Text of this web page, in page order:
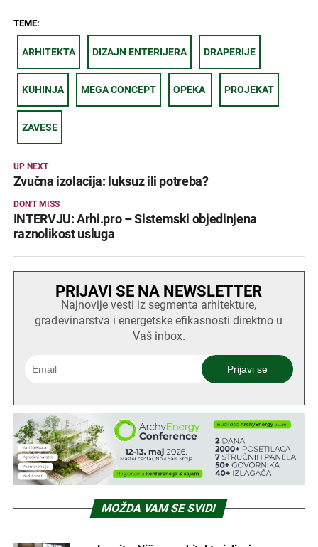
TEME:
ARHITEKTA DIZAJN ENTERIJERA DRAPERIJE
KUHINJA MEGA CONCEPT OPEKA PROJEKAT
ZAVESE
UP NEXT
Zvučna izolacija: luksuz ili potreba?
DON'T MISS
INTERVJU: Arhi.pro – Sistemski objedinjena
raznolikost usluga
PRIJAVI SE NA NEWSLETTER
Najnovije vesti iz segmenta arhitekture,
građevinarstva i energetske efikasnosti direktno u
Vaš inbox.
MOŽDA VAM SE SVIDI